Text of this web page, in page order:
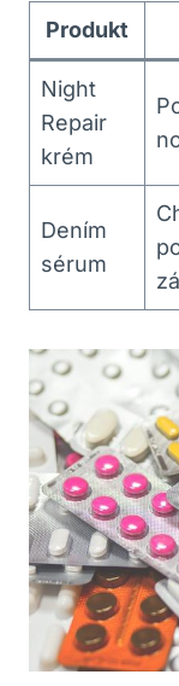
Produkt
Night
Repair
krém
Dením
sérum